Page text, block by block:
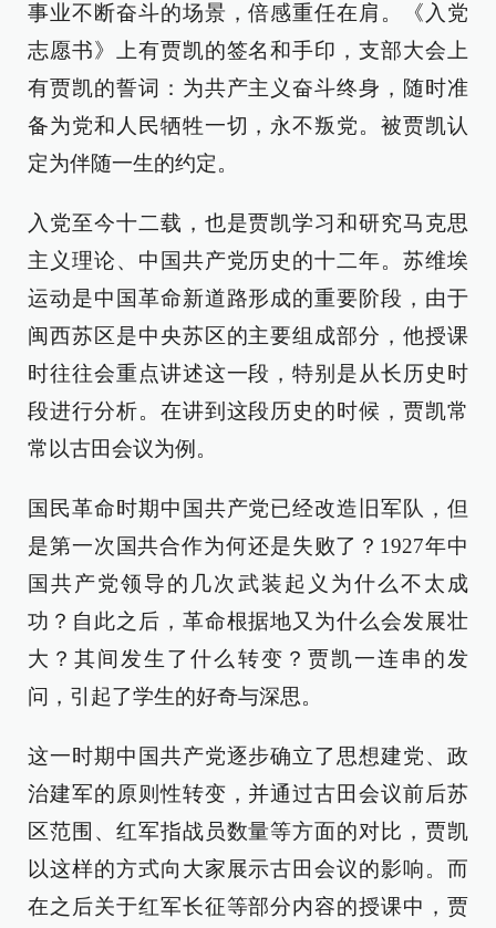
事业不断奋斗的场景，倍感重任在肩。《入党
志愿书》上有贾凯的签名和手印，支部大会上
有贾凯的誓词：为共产主义奋斗终身，随时准
备为党和人民牺牲一切，永不叛党。被贾凯认
定为伴随一生的约定。
入党至今十二载，也是贾凯学习和研究马克思
主义理论、中国共产党历史的十二年。苏维埃
运动是中国革命新道路形成的重要阶段，由于
闽西苏区是中央苏区的主要组成部分，他授课
时往往会重点讲述这一段，特别是从长历史时
段进行分析。在讲到这段历史的时候，贾凯常
常以古田会议为例。
国民革命时期中国共产党已经改造旧军队，但
是第一次国共合作为何还是失败了？1927年中
国共产党领导的几次武装起义为什么不太成
功？自此之后，革命根据地又为什么会发展壮
大？其间发生了什么转变？贾凯一连串的发
问，引起了学生的好奇与深思。
这一时期中国共产党逐步确立了思想建党、政
治建军的原则性转变，并通过古田会议前后苏
区范围、红军指战员数量等方面的对比，贾凯
以这样的方式向大家展示古田会议的影响。而
在之后关于红军长征等部分内容的授课中，贾